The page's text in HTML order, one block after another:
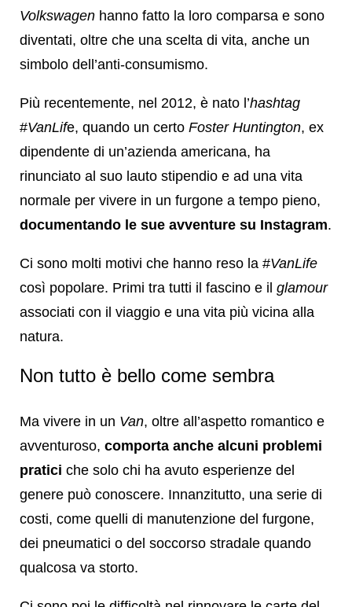
Volkswagen hanno fatto la loro comparsa e sono
diventati, oltre che una scelta di vita, anche un
simbolo dell’anti-consumismo.
Più recentemente, nel 2012, è nato l’hashtag
#VanLife, quando un certo Foster Huntington, ex
dipendente di un’azienda americana, ha
rinunciato al suo lauto stipendio e ad una vita
normale per vivere in un furgone a tempo pieno,
documentando le sue avventure su Instagram.
Ci sono molti motivi che hanno reso la #VanLife
così popolare. Primi tra tutti il fascino e il glamour
associati con il viaggio e una vita più vicina alla
natura.
Non tutto è bello come sembra
Ma vivere in un Van, oltre all’aspetto romantico e
avventuroso, comporta anche alcuni problemi
pratici che solo chi ha avuto esperienze del
genere può conoscere. Innanzitutto, una serie di
costi, come quelli di manutenzione del furgone,
dei pneumatici o del soccorso stradale quando
qualcosa va storto.